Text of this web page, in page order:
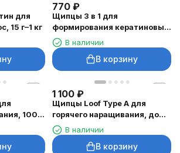
для
15 г–1 кг
770 ₽
Щипцы 3 в 1 для
формирования кератиновых
капсул, 14 см
В наличии
В корзину
100–
1 100 ₽
Щипцы Loof Type A для
горячего наращивания, до
200 °CВ наличии
В корзину